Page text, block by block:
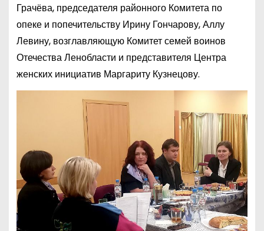
Грачёва, председателя районного Комитета по
опеке и попечительству Ирину Гончарову, Аллу
Левину, возглавляющую Комитет семей воинов
Отечества Ленобласти и представителя Центра
женских инициатив Маргариту Кузнецову.